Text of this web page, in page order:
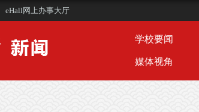
eHall网上办事大厅
学校要闻
媒体视角